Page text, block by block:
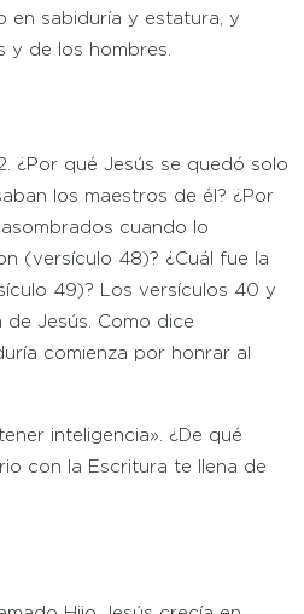
en sabiduría y estatura, y
y de los hombres.
¿Por qué Jesús se quedó solo
los maestros de él? ¿Por
cuando lo
(versículo 48)? ¿Cuál fue la
49)? Los versículos 40 y
de Jesús. Como dice
comienza por honrar al
inteligencia». ¿De qué
con la Escritura te llena de